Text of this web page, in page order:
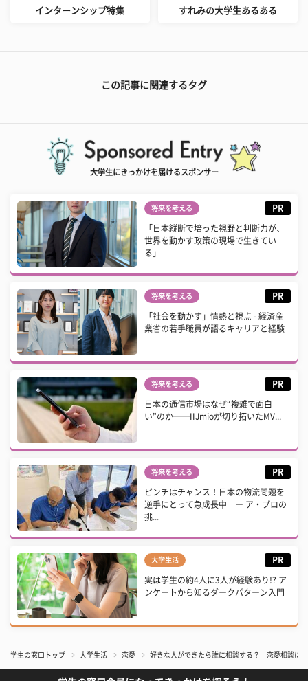
インターンシップ特集 すれみの大学生あるある
この記事に関連するタグ
大学生にきっかけを届けるスポンサー
将来を考える PR
「日本縦断で培った視野と判断力が、
世界を動かす政策の現場で生きてい
る」
将来を考える PR
「社会を動かす」情熱と視点 - 経済産
業省の若手職員が語るキャリアと経験
将来を考える PR
日本の通信市場はなぜ“複雑で面白
い”のか──IIJmioが切り拓いたMV...
将来を考える PR
ピンチはチャンス！日本の物流問題を
逆手にとって急成長中 ー ア・プロの
挑...
大学生活 PR
実は学生の約4人に3人が経験あり!? ア
ンケートから知るダークパターン入門
学生の窓口トップ 大学生活 恋愛 好きな人ができたら誰に相談する？ 恋愛相談に